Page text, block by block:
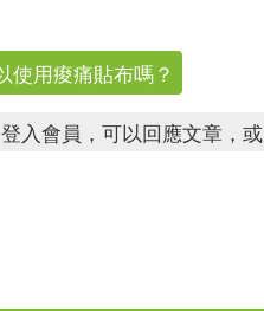
使用痠痛貼布嗎？
登入會員，可以回應文章，